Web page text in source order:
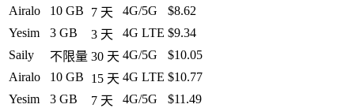
Airalo
10 GB 7 天 4G/5G
$8.62
Yesim
3 GB 3 天 4G LTE $9.34
Saily
不限量 30 天 4G/5G
$10.05
Airalo
10 GB 15 天 4G LTE $10.77
Yesim
3 GB 7 天 4G/5G $11.49